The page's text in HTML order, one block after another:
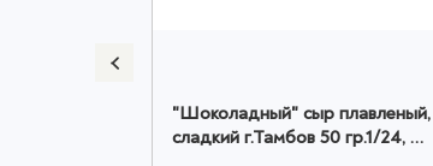
"Шоколадный" сыр плавленый,
сладкий г.Тамбов 50 гр.1/24, шт